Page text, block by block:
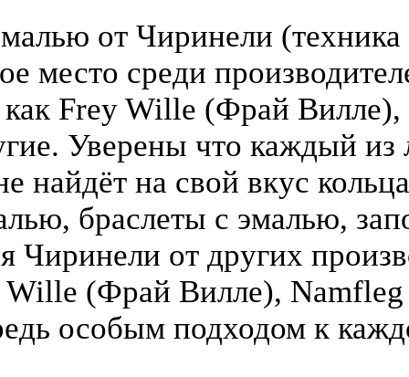
от Чиринели (техника
место среди
Frey Wille (Фрай
Уверены что каждый
найдёт на свой вкус
браслеты с эмалью,
Чиринели от других
Wille (Фрай Вилле),
особым подходом к